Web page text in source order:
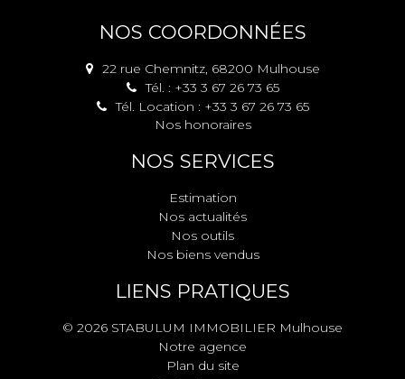
NOS COORDONNÉES
22 rue Chemnitz, 68200 Mulhouse
Tél. : +33 3 67 26 73 65
Tél. Location : +33 3 67 26 73 65
Nos honoraires
NOS SERVICES
Estimation
Nos actualités
Nos outils
Nos biens vendus
LIENS PRATIQUES
© 2026 STABULUM IMMOBILIER Mulhouse
Notre agence
Plan du site